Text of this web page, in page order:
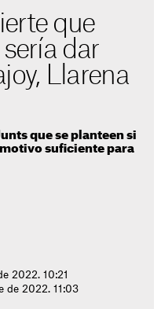
que
dar
Llarena
que se planteen si
suficiente para
2022. 10:21
de 2022. 11:03